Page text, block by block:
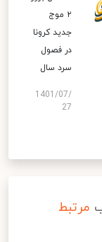
۲ موج
جدید کرونا
در فصول
سرد سال
1401/07/
27
مرتبط